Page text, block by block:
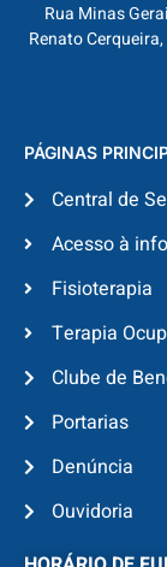
Rua Minas
Renato
PÁGINAS
Central de
Acesso à
Fisioterapia
Terapia
Clube de
Portarias
Denúncia
Ouvidoria